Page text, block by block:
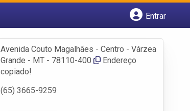
Entrar
Fazer login
Criar conta
Avenida Couto Magalhães - Centro - Várzea
Grande - MT - 78110-400
Endereço
copiado!
(65) 3665-9259